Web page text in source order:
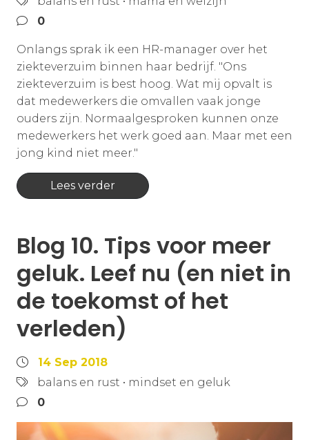
0
Onlangs sprak ik een HR-manager over het
ziekteverzuim binnen haar bedrijf. "Ons
ziekteverzuim is best hoog. Wat mij opvalt is
dat medewerkers die omvallen vaak jonge
ouders zijn. Normaalgesproken kunnen onze
medewerkers het werk goed aan. Maar met een
jong kind niet meer."
Lees verder
Blog 10. Tips voor meer
geluk. Leef nu (en niet in
de toekomst of het
verleden)
14 Sep 2018
balans en rust • mindset en geluk
0